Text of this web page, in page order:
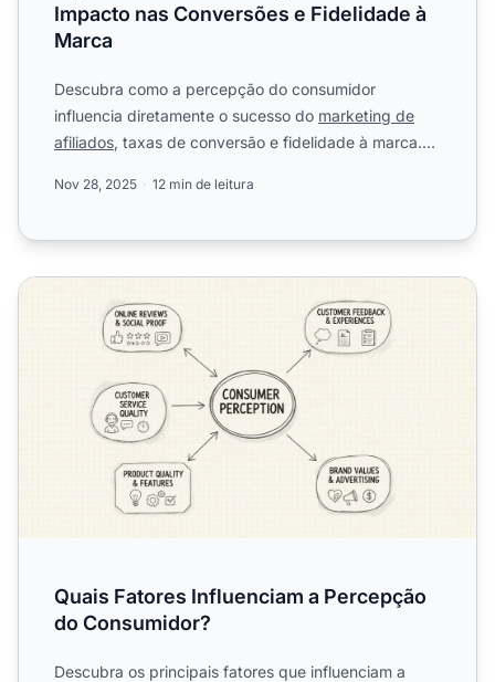
Impacto nas Conversões e Fidelidade à
Marca
Descubra como a percepção do consumidor
influencia diretamente o sucesso do marketing de
afiliados, taxas de conversão e fidelidade à marca.
Nov 28, 2025 12 min de leitura
Quais Fatores Influenciam a Percepção do Consumidor?
Quais Fatores Influenciam a Percepção
do Consumidor?
Descubra os principais fatores que influenciam a